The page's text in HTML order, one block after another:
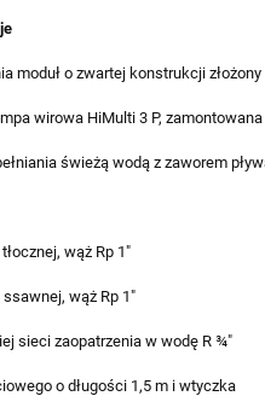
moduł o zwartej konstrukcji
wirowa HiMulti 3 P,
świeżą wodą z zaworem
wąż Rp 1"
ssawnej, wąż Rp 1"
sieci zaopatrzenia w wodę R ¾"
o długości 1,5 m i wtyczka